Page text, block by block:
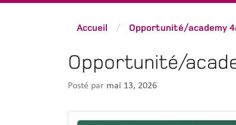
Accueil / Opportunité/academy
Opportunité/
Posté par mai 13, 2026